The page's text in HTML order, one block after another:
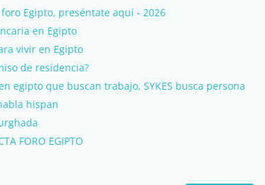
Egipto, preséntate aquí - 2026
en Egipto
vivir en Egipto
de residencia?
egipto que buscan trabajo, SYKES busca persona
hispan
FORO EGIPTO